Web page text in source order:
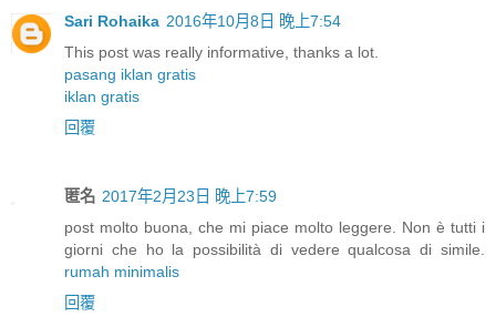
Sari Rohaika 2016年10月8日 晚上7:54
This post was really informative, thanks a lot.
pasang iklan gratis
iklan gratis
回覆
匿名 2017年2月23日 晚上7:59
post molto buona, che mi piace molto leggere. Non è tutti i
giorni che ho la possibilità di vedere qualcosa di simile.
rumah minimalis
回覆